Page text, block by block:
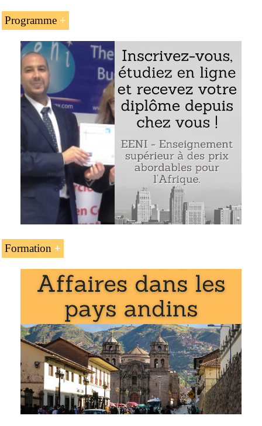
Programme
Le commerce internationalMexique Communauté
andine
L’accord Mexique-Communauté andine
Les accords partiels entre le Mexique et les États
membres de la Communauté andine
Exemple de l’unité d’apprentissage - le commerce
international Mexique-Communauté andine :
Formation
L’unité d’enseignement « Les accords Mexique-
Communauté andine » fait partie des programmes de
Master en affaires internationales,commerce
international.